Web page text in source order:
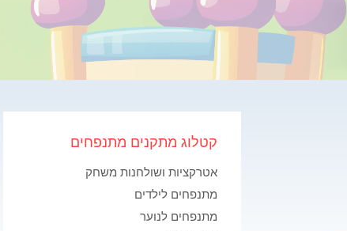
קטלוג מתקנים מתנפחים
אטרקציות ושולחנות משחק
מתנפחים לילדים
מתנפחים לנוער